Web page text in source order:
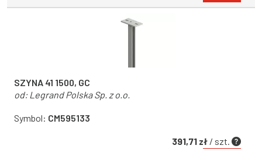
SZYNA 41 1500, GC
od: Legrand Polska Sp. z o.o.
Symbol: CM595133
391,71 zł / szt.